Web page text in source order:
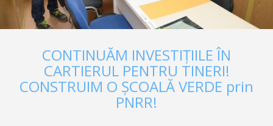
CONTINUĂM INVESTIȚIILE ÎN
CARTIERUL PENTRU TINERI!
CONSTRUIM O ȘCOALĂ VERDE prin
PNRR!